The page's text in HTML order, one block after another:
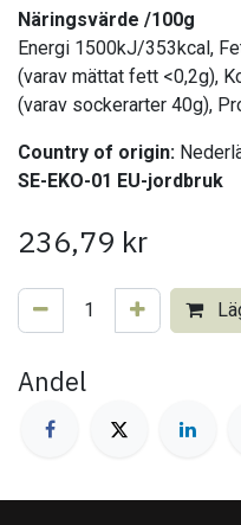
Näringsvärde /100g
Energi 1500kJ/353kcal,
(varav mättat fett <0,2g),
(varav sockerarter 40g),
Country of origin:
SE-EKO-01 EU-jordbruk
236,79 kr
Andel